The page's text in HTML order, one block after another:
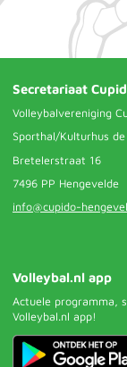
Secretariaat
Volleybalvereniging
Sporthal/Kulturhus de
Bretelerstraat 16
7496 PP Hengevelde
info@cupido-
Volleybal.nl app
Actuele programma,
Volleybal.nl app!